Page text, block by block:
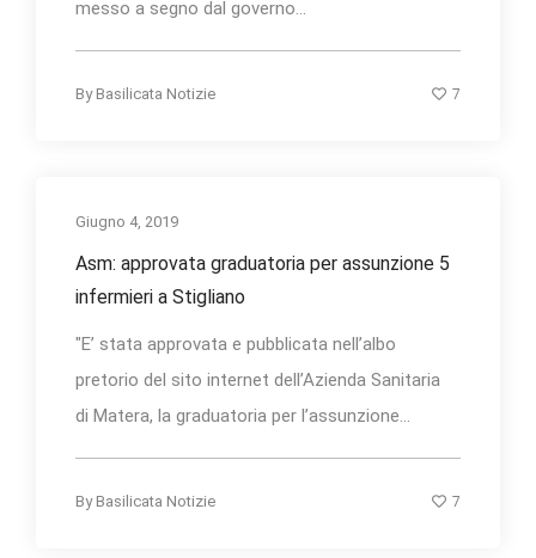
messo a segno dal governo...
By Basilicata Notizie 7
Giugno 4, 2019
Asm: approvata graduatoria per assunzione 5
infermieri a Stigliano
"E’ stata approvata e pubblicata nell’albo
pretorio del sito internet dell’Azienda Sanitaria
di Matera, la graduatoria per l’assunzione...
By Basilicata Notizie 7